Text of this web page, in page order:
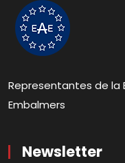
Representantes de la
Embalmers
Newsletter